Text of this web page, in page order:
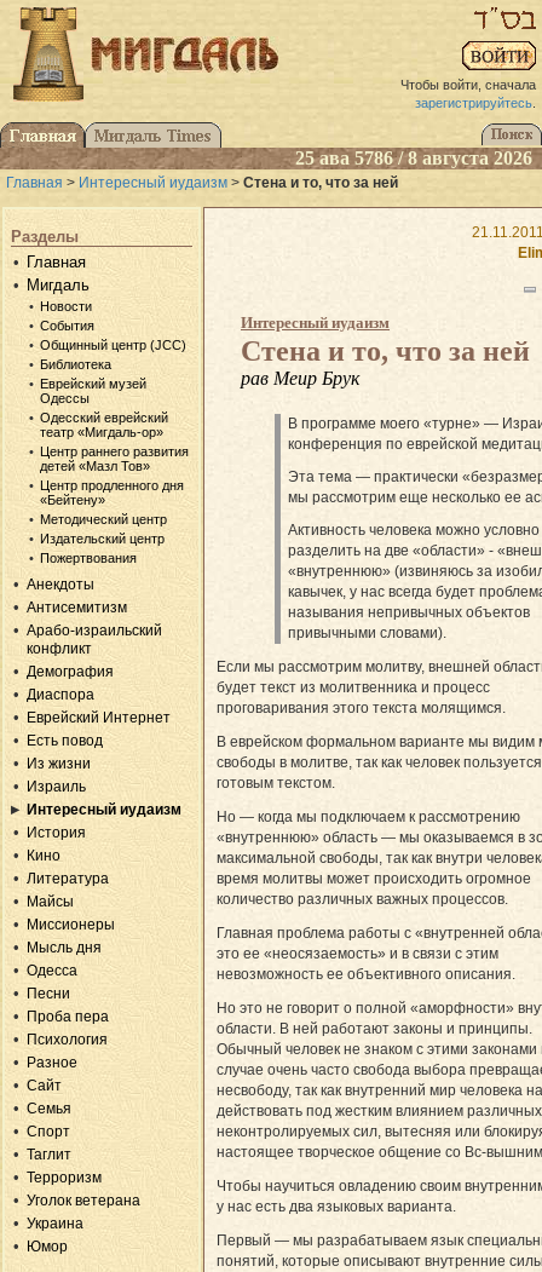
Чтобы войти, сначала
зарегистрируйтесь.
25 ава 5786 / 8 августа 2026
Главная > Интересный иудаизм > Стена и то, что за ней
Разделы
Главная
Мигдаль
Новости
События
Общинный центр (JCC)
Библиотека
Еврейский музей
Одессы
Одесский еврейский
театр «Мигдаль-ор»
Центр раннего развития
детей «Мазл Тов»
Центр продленного дня
«Бейтену»
Методический центр
Издательский центр
Пожертвования
Анекдоты
Антисемитизм
Арабо-израильский
конфликт
Демография
Диаспора
Еврейский Интернет
Есть повод
Из жизни
Израиль
Интересный иудаизм
История
Кино
Литература
Майсы
Миссионеры
Мысль дня
Одесса
Песни
Проба пера
Психология
Разное
Сайт
Семья
Спорт
Таглит
Терроризм
Уголок ветерана
Украина
Юмор
Интересный иудаизм
Стена и то, что за ней
рав Меир Брук
В программе моего «турне» —
конференция по еврейской
Эта тема — практически
мы рассмотрим еще несколько ее
Активность человека можно условно
разделить на две «области» -
«внутреннюю» (извиняюсь за
кавычек, у нас всегда будет
называния непривычных объектов
привычными словами).
Если мы рассмотрим молитву, внешней
будет текст из молитвенника и процесс
проговаривания этого текста молящимся.
В еврейском формальном варианте мы видим
свободы в молитве, так как человек пользуется
готовым текстом.
Но — когда мы подключаем к рассмотрению
«внутреннюю» область — мы оказываемся в
максимальной свободы, так как внутри
время молитвы может происходить огромное
количество различных важных процессов.
Главная проблема работы с «внутренней
это ее «неосязаемость» и в связи с этим
невозможность ее объективного описания.
Но это не говорит о полной «аморфности»
области. В ней работают законы и принципы.
Обычный человек не знаком с этими законами
случае очень часто свобода выбора
несвободу, так как внутренний мир человека
действовать под жестким влиянием различных
неконтролируемых сил, вытесняя или
настоящее творческое общение со Вс-
Чтобы научиться овладению своим
у нас есть два языковых варианта.
Первый — мы разрабатываем язык
понятий, которые описывают внутренние